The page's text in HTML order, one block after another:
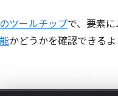
ツールチップで、要素
かどうかを確認できるよ